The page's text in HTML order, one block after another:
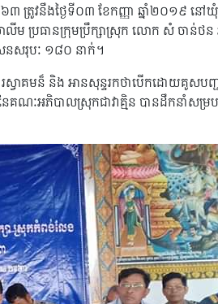
រូវនឹងថ្ងៃទី០៣ ខែកញ្ញា ឆ្នាំ២០១៩ នៅឃុំ
រធានក្រុមប្រឹក្សាស្រុក លោក សំ ចាន់ថន
នសរុបៈ ១៨០ នាក់។
មន៏ និង អានសុន្ទរកថាបើកដោយគូសបញ្ជ
ៈអភិបាលស្រុកជាវាគ្មិន បានដឹកនាំសម្រ